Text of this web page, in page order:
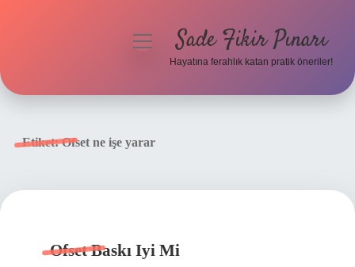
menüyüSade Fikir Pınarı
Hayatına ferahlık katan pratik öneriler!
Etiket:Ofset ne işe yarar
Ofset Baskı Iyi Mi